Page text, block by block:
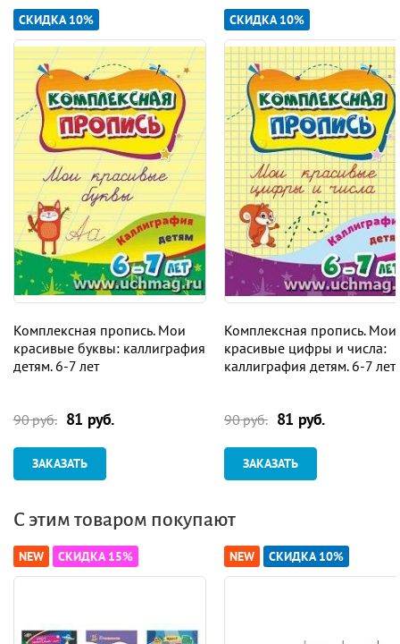
СКИДКА 10%
Комплексная пропись. Мои
красивые буквы: каллиграфия
детям. 6-7 лет
90 руб. 81 руб.
ЗАКАЗАТЬ
СКИДКА 10%
Комплексная пропись. Мои
красивые цифры и числа:
каллиграфия детям. 6-7 лет
90 руб. 81 руб.
ЗАКАЗАТЬ
С этим товаром покупают
NEW СКИДКА 15% NEW СКИДКА 10%